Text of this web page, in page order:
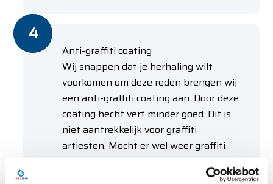
Anti-graffiti coating
Wij snappen dat je herhaling wilt
voorkomen om deze reden brengen wij
een anti-graffiti coating aan. Door deze
coating hecht verf minder goed. Dit is
niet aantrekkelijk voor graffiti
artiesten. Mocht er wel weer graffiti
worden aangebracht dan is het